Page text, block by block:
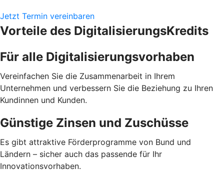
Jetzt Termin vereinbaren
Vorteile des DigitalisierungsKredits
Für alle Digitalisierungsvorhaben
Vereinfachen Sie die Zusammenarbeit in Ihrem
Unternehmen und verbessern Sie die Beziehung zu Ihren
Kundinnen und Kunden.
Günstige Zinsen und Zuschüsse
Es gibt attraktive Förderprogramme von Bund und
Ländern – sicher auch das passende für Ihr
Innovationsvorhaben.